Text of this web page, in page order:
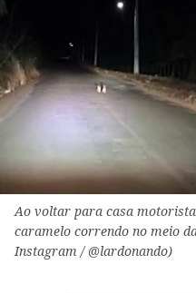
Ao voltar para casa
caramelo correndo no meio
Instagram / @lardonando)